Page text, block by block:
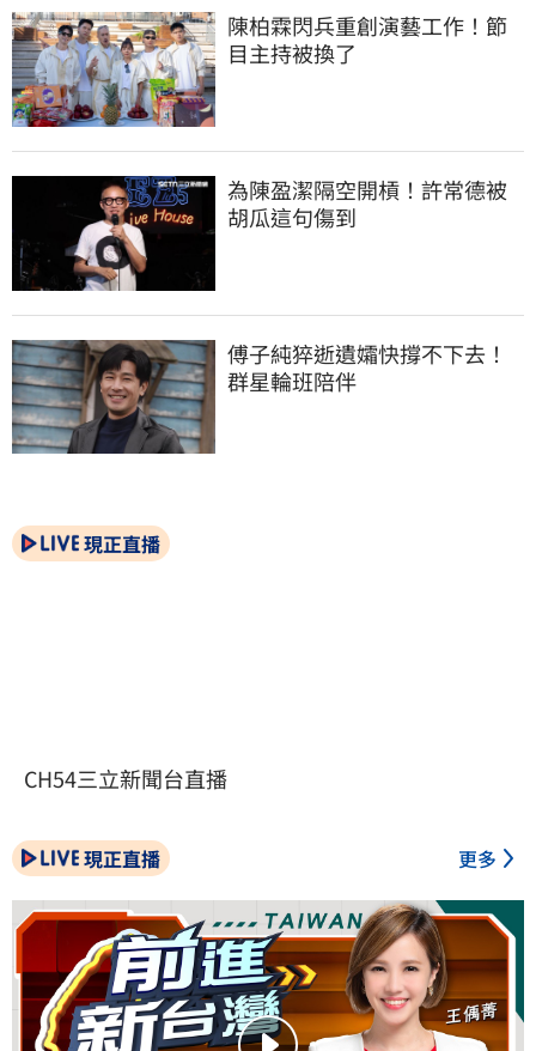
陳柏霖閃兵重創演藝工作！節
目主持被換了
為陳盈潔隔空開槓！許常德被
胡瓜這句傷到
傅子純猝逝遺孀快撐不下去！
群星輪班陪伴
現正直播
CH54三立新聞台直播
現正直播 更多